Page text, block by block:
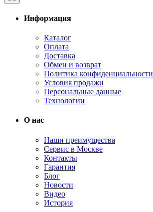
Информация
Каталог
Оплата
Доставка
Обмен и возврат
Политика конфиденциальности
Условия продажи
Персональные данные
Технологии
О нас
Наши преимущества
Сервис в Москве
Контакты
Гарантия
Блог
Новости
Видео
История